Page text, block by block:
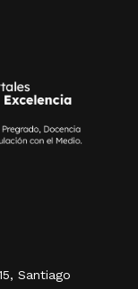
Santiago